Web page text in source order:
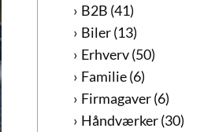
B2B (41)
Biler(13)
Erhverv(50)
Familie(6)
Firmagaver(6)
Håndværker(30)